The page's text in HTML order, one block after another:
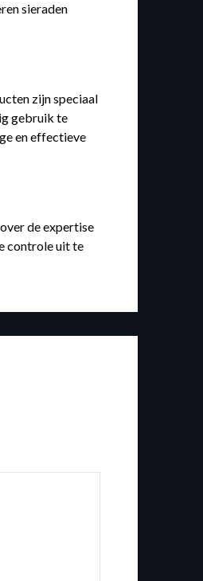
sieraden
zijn speciaal
gebruik te
en effectieve
de expertise
controle uit te